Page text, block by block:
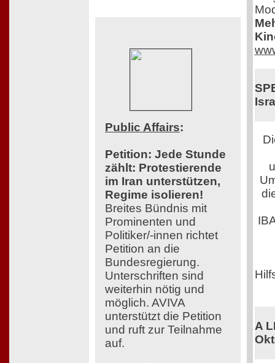
Public Affairs:
Petition: Jede Stunde
zählt: Protestierende
im Iran unterstützen,
Regime isolieren!
Breites Bündnis mit
Prominenten und
Politiker/-innen richtet
Petition an die
Bundesregierung.
Unterschriften sind
weiterhin nötig und
möglich. AVIVA
unterstützt die Petition
und ruft zur Teilnahme
auf.
A